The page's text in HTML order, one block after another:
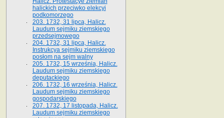
halickich przeciwko elekcyi
podkomorzego
203. 1732, 31 lipca, Halicz.
Laudum sejmiku ziemskiego
przedsejmowego
204. 1732, 31 lipca, Halicz.
Instrukcya sejmiku ziemskiego
posłom na sejm walny
205. 1732, 15 września, Halicz.
Laudum sejmiku ziemskiego
deputackiego
206. 1732, 16 września, Halicz.
Laudum sejmiku ziemskiego
gospodarskiego
207. 1732, 17 listopada, Halicz.
Laudum sejmiku ziemskiego